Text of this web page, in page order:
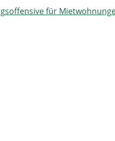
für